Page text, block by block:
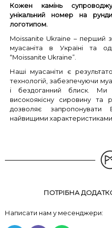
Кожен камінь
унікальний номер на
логотипом.
Moissanite Ukraine – перший
муасаніта в Україні та
“Moissanite Ukraine”.
Наші муасаніти є
технологій, забезпечуючи
і бездоганний блиск. Ми
високоякісну сировину та
дозволяє
найвищими характеристиками.
ПОТРІБНА
Написати нам у месенджери: